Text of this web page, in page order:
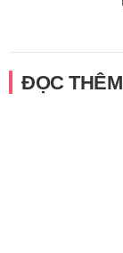
ĐỌC THÊM